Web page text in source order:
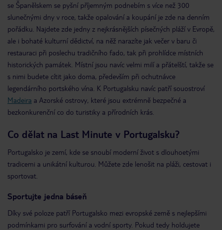
se Španělskem se pyšní příjemným podnebím s více než 300
slunečnými dny v roce, takže opalování a koupání je zde na denním
pořádku. Najdete zde jedny z nejkrásnějších písečných pláží v Evropě,
ale i bohaté kulturní dědictví, na něž narazíte jak večer v baru či
restauraci při poslechu tradičního fado, tak při prohlídce místních
historických památek. Místní jsou navíc velmi milí a přátelští, takže se
s nimi budete cítit jako doma, především při ochutnávce
legendárního portského vína. K Portugalsku navíc patří souostroví
Madeira a Azorské ostrovy, které jsou extrémně bezpečné a
bezkonkurenční co do turistiky a přírodních krás.
Co dělat na Last Minute v Portugalsku?
Portugalsko je zemí, kde se snoubí moderní život s dlouhoetými
tradicemi a unikátní kulturou. Můžete zde lenošit na pláži, cestovat i
sportovat.
Sportujte jedna báseň
Díky své poloze patří Portugalsko mezi evropské země s nejlepšími
podmínkami pro surfování a vodní sporty. Pokud tedy holdujete